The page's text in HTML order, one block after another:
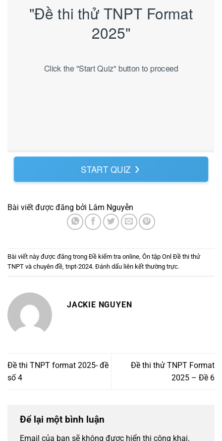
Bài viết được đăng bởi Lâm Nguyễn
Bài viết này được đăng trong Đề kiểm tra online, Ôn tập Onl Đề thi thử
TNPT và chuyên đề, tnpt-2024. Đánh dấu liên kết thường trực.
JACKIE NGUYEN
Đề thi TNPT format 2025- đề
số 4
Đề thi thử TNPT Format
2025 – Đề 6
Để lại một bình luận
Email của bạn sẽ không được hiển thị công khai.